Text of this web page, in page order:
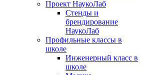
Проект НаукоЛаб
Стенды и
брендирование
НаукоЛаб
Профильные классы в
школе
Инженерный класс в
школе